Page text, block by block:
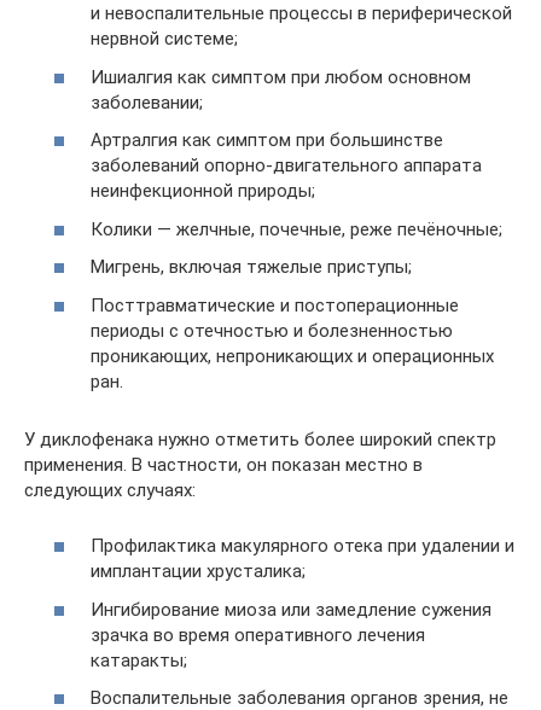
и невоспалительные процессы в периферической
нервной системе;
Ишиалгия как симптом при любом основном
заболевании;
Артралгия как симптом при большинстве
заболеваний опорно-двигательного аппарата
неинфекционной природы;
Колики — желчные, почечные, реже печёночные;
Мигрень, включая тяжелые приступы;
Посттравматические и постоперационные
периоды с отечностью и болезненностью
проникающих, непроникающих и операционных
ран.
У диклофенака нужно отметить более широкий спектр
применения. В частности, он показан местно в
следующих случаях:
Профилактика макулярного отека при удалении и
имплантации хрусталика;
Ингибирование миоза или замедление сужения
зрачка во время оперативного лечения
катаракты;
Воспалительные заболевания органов зрения, не